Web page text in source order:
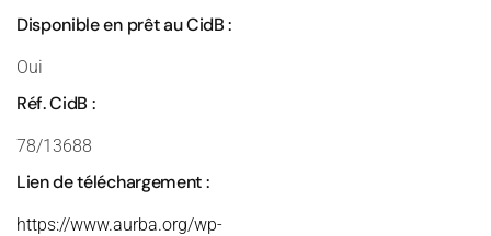
Disponible en prêt au CidB :
Oui
Réf. CidB :
78/13688
Lien de téléchargement :
https://www.aurba.org/wp-